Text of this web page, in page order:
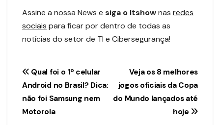
Assine a nossa News e siga o Itshownas redes
sociais para ficar por dentro de todas as
notícias do setor de TI e Cibersegurança!
Navegação
de
Post
Veja os 8 melhores
jogos oficiais da Copa
do Mundo lançados até
hoje
Qual foi o 1º celular
Android no Brasil? Dica:
não foi Samsung nem
Motorola